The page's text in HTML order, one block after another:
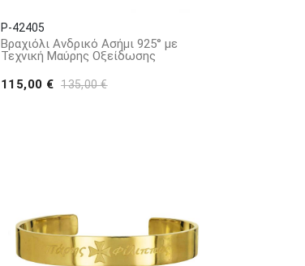
P-42405
Βραχιόλι Ανδρικό Ασήμι 925° με
Τεχνική Μαύρης Οξείδωσης
115,00 € 135,00 €